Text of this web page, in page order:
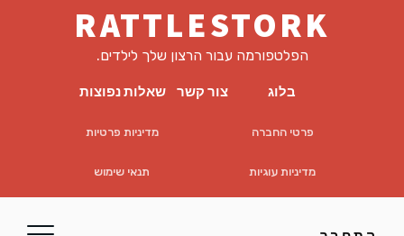
RATTLESTORK
הפלטפורמה עבור הרצון שלך לילדים.
בלוג צור קשר שאלות נפוצות
פרטי החברה מדיניות פרטיות
מדיניות עוגיות תנאי שימוש